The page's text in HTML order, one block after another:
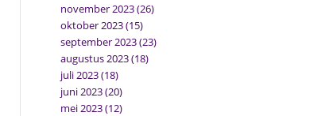
november 2023(26)
oktober 2023(15)
september 2023(23)
augustus 2023(18)
juli 2023(18)
juni 2023(20)
mei 2023(12)